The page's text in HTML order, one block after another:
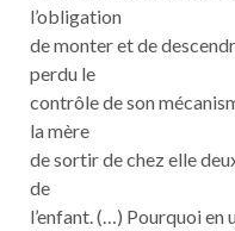
l’obligation
de monter et de
perdu le
contrôle de son
la mère
de sortir de chez elle
de
l’enfant. (…) Pourquoi